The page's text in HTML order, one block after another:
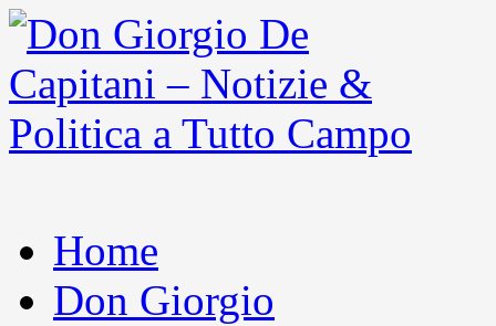
Home
Don Giorgio